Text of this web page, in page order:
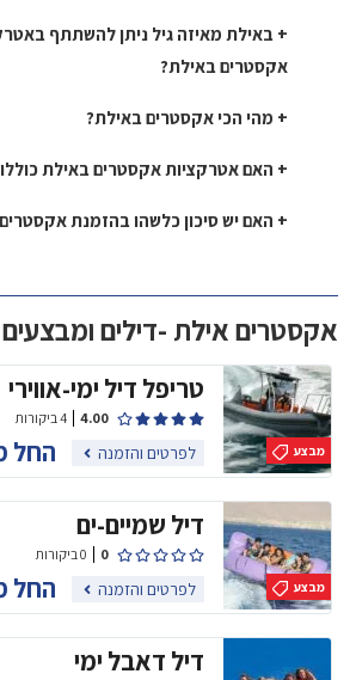
+ באילת מאיזה גיל ניתן להשתתף
אקסטרים באילת?
+ מהי הכי אקסטרים באילת?
+ האם אטרקציות אקסטרים באילת
+ האם יש סיכון כלשהו בהזמנת
אקסטרים אילת -דילים ומבצעים
מבצע
טריפל דיל ימי-אווירי
4.00 4 ביקורות
לפרטים והזמנה החל
מבצע
דיל שמיים-ים
0 0 ביקורות
לפרטים והזמנה החל
דיל דאבל ימי